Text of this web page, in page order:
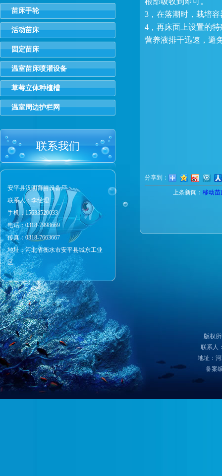
苗床手轮
活动苗床
固定苗床
温室苗床喷灌设备
草莓立体种植槽
温室周边护栏网
联系我们
安平县汉明育苗设备厂
联系人：李经理
手机：15633520033
电话：0318-7998669
传真：0318-7663667
地址：河北省衡水市安平县城东工业
区
3，在落潮时，栽培
4，再床面上设置的
营养液排干迅速，避
分享到：
上条新闻： 移动苗
版权
联系人
地址：
备案